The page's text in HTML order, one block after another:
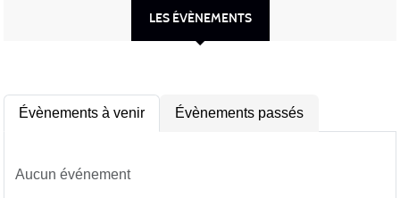
LES ÉVÈNEMENTS
Évènements à venir Évènements passés
Aucun événement